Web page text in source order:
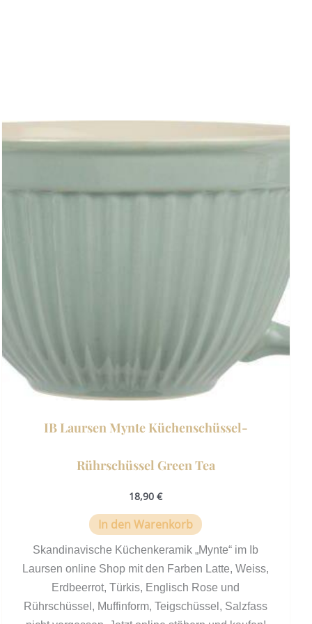
IB Laursen Mynte Küchenschüssel-
Rührschüssel Green Tea
18,90 €
In den Warenkorb
Skandinavische Küchenkeramik „Mynte“ im Ib
Laursen online Shop mit den Farben Latte, Weiss,
Erdbeerrot, Türkis, Englisch Rose und
Rührschüssel, Muffinform, Teigschüssel, Salzfass